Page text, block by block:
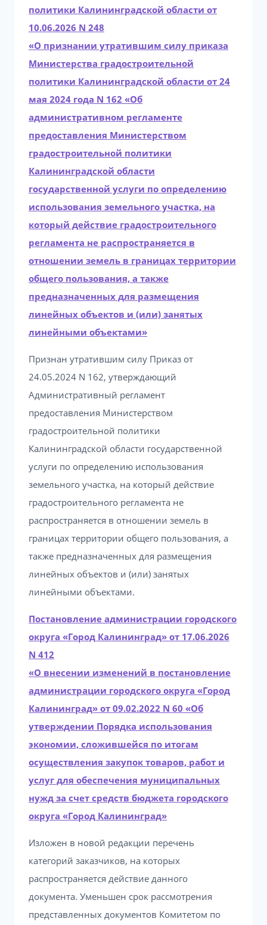
политики Калининградской области от
10.06.2026 N 248
«О признании утратившим силу приказа
Министерства градостроительной
политики Калининградской области от 24
мая 2024 года N 162 «Об
административном регламенте
предоставления Министерством
градостроительной политики
Калининградской области
государственной услуги по определению
использования земельного участка, на
который действие градостроительного
регламента не распространяется в
отношении земель в границах территории
общего пользования, а также
предназначенных для размещения
линейных объектов и (или) занятых
линейными объектами»
Признан утратившим силу Приказ от
24.05.2024 N 162, утверждающий
Административный регламент
предоставления Министерством
градостроительной политики
Калининградской области государственной
услуги по определению использования
земельного участка, на который действие
градостроительного регламента не
распространяется в отношении земель в
границах территории общего пользования, а
также предназначенных для размещения
линейных объектов и (или) занятых
линейными объектами.
Постановление администрации городского
округа «Город Калининград» от 17.06.2026
N 412
«О внесении изменений в постановление
администрации городского округа «Город
Калининград» от 09.02.2022 N 60 «Об
утверждении Порядка использования
экономии, сложившейся по итогам
осуществления закупок товаров, работ и
услуг для обеспечения муниципальных
нужд за счет средств бюджета городского
округа «Город Калининград»
Изложен в новой редакции перечень
категорий заказчиков, на которых
распространяется действие данного
документа. Уменьшен срок рассмотрения
представленных документов Комитетом по